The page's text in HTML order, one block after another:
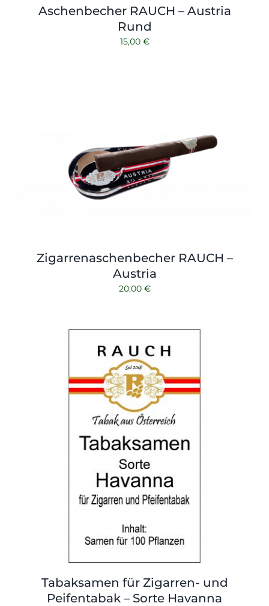
Aschenbecher RAUCH – Austria
Rund
15,00 €
Zigarrenaschenbecher RAUCH –
Austria
20,00 €
Tabaksamen für Zigarren- und
Peifentabak – Sorte Havanna